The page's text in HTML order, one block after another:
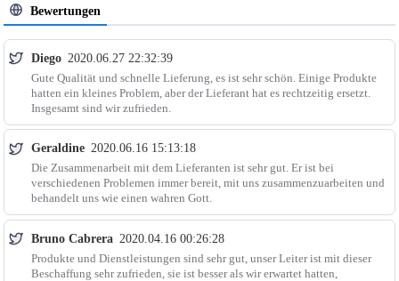
Bewertungen
Diego 2020.06.27 22:32:39
Gute Qualität und schnelle Lieferung, es ist sehr schön. Einige Produkte
hatten ein kleines Problem, aber der Lieferant hat es rechtzeitig ersetzt.
Insgesamt sind wir zufrieden.
Geraldine 2020.06.16 15:13:18
Die Zusammenarbeit mit dem Lieferanten ist sehr gut. Er ist bei
verschiedenen Problemen immer bereit, mit uns zusammenzuarbeiten und
behandelt uns wie einen wahren Gott.
Bruno Cabrera 2020.04.16 00:26:28
Produkte und Dienstleistungen sind sehr gut, unser Leiter ist mit dieser
Beschaffung sehr zufrieden, sie ist besser als wir erwartet hatten,